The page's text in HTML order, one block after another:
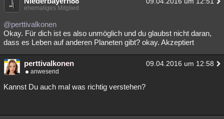
ehemaliges Mitglied
@perttivalkonen
Okay. Für dich ist es also unmöglich und du glaubst nicht daran,
dass es Leben auf anderen Planeten gibt? okay. Akzeptiert
perttivalkonen 09.04.2016 um 12:58
anwesend
Kannst Du auch mal was richtig verstehen?